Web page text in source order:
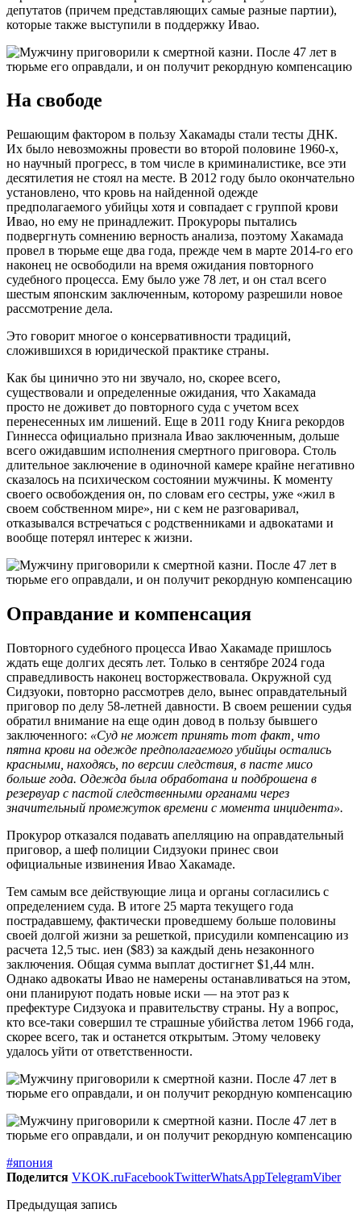
депутатов (причем представляющих самые разные партии),
которые также выступили в поддержку Ивао.
На свободе
Решающим фактором в пользу Хакамады стали тесты ДНК.
Их было невозможны провести во второй половине 1960-х,
но научный прогресс, в том числе в криминалистике, все эти
десятилетия не стоял на месте. В 2012 году было окончательно
установлено, что кровь на найденной одежде
предполагаемого убийцы хотя и совпадает с группой крови
Ивао, но ему не принадлежит. Прокуроры пытались
подвергнуть сомнению верность анализа, поэтому Хакамада
провел в тюрьме еще два года, прежде чем в марте 2014-го его
наконец не освободили на время ожидания повторного
судебного процесса. Ему было уже 78 лет, и он стал всего
шестым японским заключенным, которому разрешили новое
рассмотрение дела.
Это говорит многое о консервативности традиций,
сложившихся в юридической практике страны.
Как бы цинично это ни звучало, но, скорее всего,
существовали и определенные ожидания, что Хакамада
просто не доживет до повторного суда с учетом всех
перенесенных им лишений. Еще в 2011 году Книга рекордов
Гиннесса официально признала Ивао заключенным, дольше
всего ожидавшим исполнения смертного приговора. Столь
длительное заключение в одиночной камере крайне негативно
сказалось на психическом состоянии мужчины. К моменту
своего освобождения он, по словам его сестры, уже «жил в
своем собственном мире», ни с кем не разговаривал,
отказывался встречаться с родственниками и адвокатами и
вообще потерял интерес к жизни.
Оправдание и компенсация
Повторного судебного процесса Ивао Хакамаде пришлось
ждать еще долгих десять лет. Только в сентябре 2024 года
справедливость наконец восторжествовала. Окружной суд
Сидзуоки, повторно рассмотрев дело, вынес оправдательный
приговор по делу 58-летней давности. В своем решении судья
обратил внимание на еще один довод в пользу бывшего
заключенного: «Суд не может принять тот факт, что
пятна крови на одежде предполагаемого убийцы остались
красными, находясь, по версии следствия, в пасте мисо
больше года. Одежда была обработана и подброшена в
резервуар с пастой следственными органами через
значительный промежуток времени с момента инцидента».
Прокурор отказался подавать апелляцию на оправдательный
приговор, а шеф полиции Сидзуоки принес свои
официальные извинения Ивао Хакамаде.
Тем самым все действующие лица и органы согласились с
определением суда. В итоге 25 марта текущего года
пострадавшему, фактически проведшему больше половины
своей долгой жизни за решеткой, присудили компенсацию из
расчета 12,5 тыс. иен ($83) за каждый день незаконного
заключения. Общая сумма выплат достигнет $1,44 млн.
Однако адвокаты Ивао не намерены останавливаться на этом,
они планируют подать новые иски — на этот раз к
префектуре Сидзуока и правительству страны. Ну а вопрос,
кто все-таки совершил те страшные убийства летом 1966 года,
скорее всего, так и останется открытым. Этому человеку
удалось уйти от ответственности.
#япония
Поделится VKOK.ruFacebookTwitterWhatsAppTelegramViber
Предыдущая запись